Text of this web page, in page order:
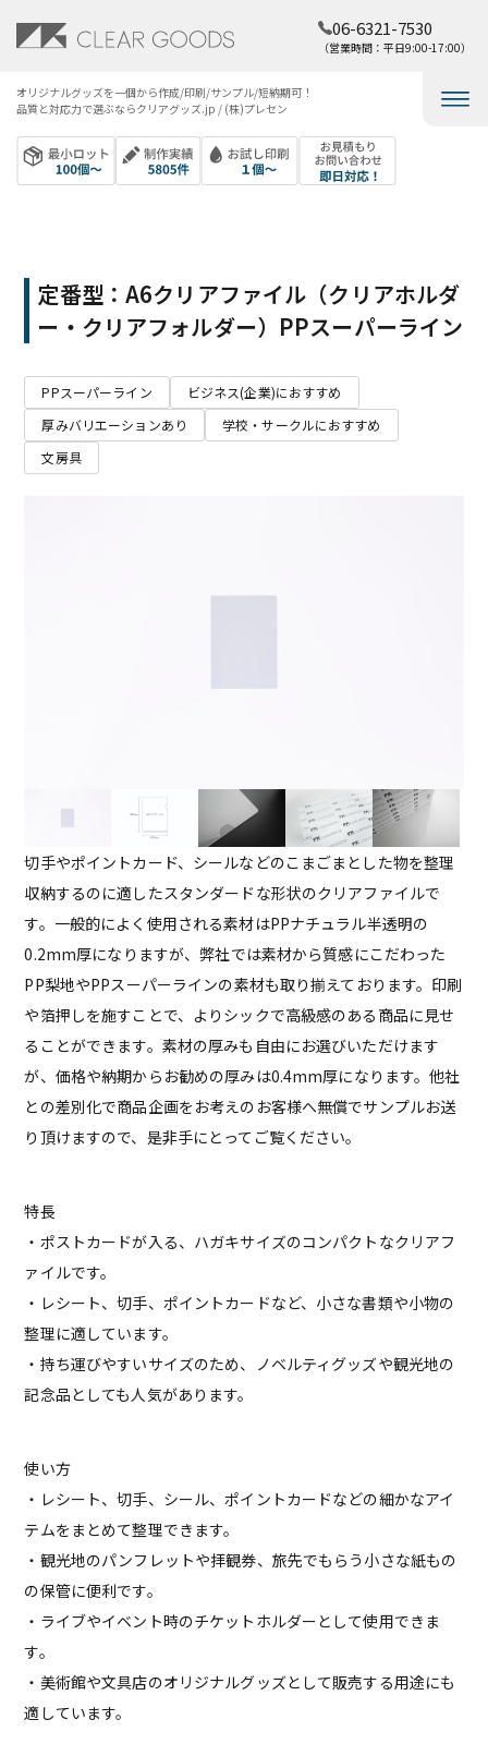
オリジナルグッズを​一個から​作成/印刷/サンプル/短納期可！​
品質と​対応力で​選ぶなら​クリアグッズ.jp / (株)プレセン
06-6321-7530
（営業時間：平日9:00-17:00）
定番型：A6クリアファイル（クリアホルダ
ー・クリアフォルダー）PPスーパーライン
PPスーパーライン
ビジネス(企業)におすすめ
厚みバリエーションあり
学校・サークルにおすすめ
文房具
切手やポイントカード、シールなどのこまごまとした物を整理
収納するのに適したスタンダードな形状のクリアファイルで
す。一般的によく使用される素材はPPナチュラル半透明の
0.2mm厚になりますが、弊社では素材から質感にこだわった
PP梨地やPPスーパーラインの素材も取り揃えております。印刷
や箔押しを施すことで、よりシックで高級感のある商品に見せ
ることができます。素材の厚みも自由にお選びいただけます
が、価格や納期からお勧めの厚みは0.4mm厚になります。他社
との差別化で商品企画をお考えのお客様へ無償でサンプルお送
り頂けますので、是非手にとってご覧ください。
特長
・ポストカードが入る、ハガキサイズのコンパクトなクリアフ
ァイルです。
・レシート、切手、ポイントカードなど、小さな書類や小物の
整理に適しています。
・持ち運びやすいサイズのため、ノベルティグッズや観光地の
記念品としても人気があります。
使い方
・レシート、切手、シール、ポイントカードなどの細かなアイ
テムをまとめて整理できます。
・観光地のパンフレットや拝観券、旅先でもらう小さな紙もの
の保管に便利です。
・ライブやイベント時のチケットホルダーとして使用できま
す。
・美術館や文具店のオリジナルグッズとして販売する用途にも
適しています。